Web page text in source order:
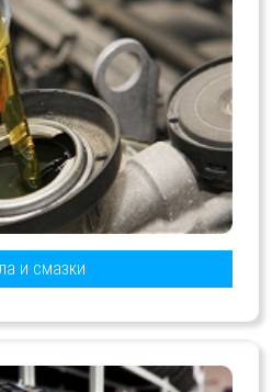
и смазки